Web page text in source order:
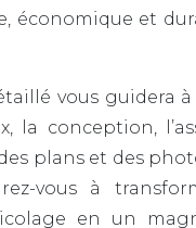
économique et
vous guidera
la conception,
plans et des
vous à
en un